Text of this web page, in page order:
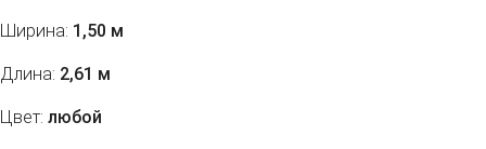
Ширина: 1,50 м
Длина: 2,61 м
Цвет: любой